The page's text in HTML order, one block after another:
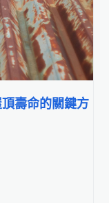
壽命的關鍵方